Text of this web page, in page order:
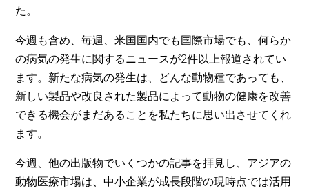
た。
今週も含め、毎週、米国国内でも国際市場でも、何らか
の病気の発生に関するニュースが2件以上報道されてい
ます。新たな病気の発生は、どんな動物種であっても、
新しい製品や改良された製品によって動物の健康を改善
できる機会がまだあることを私たちに思い出させてくれ
ます。
今週、他の出版物でいくつかの記事を拝見し、アジアの
動物医療市場は、中小企業が成長段階の現時点では活用